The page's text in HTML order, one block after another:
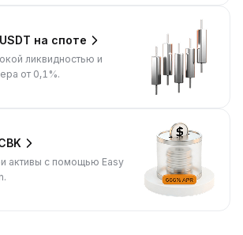
на споте
ликвидностью и
от 0,1%.
активы с помощью Easy